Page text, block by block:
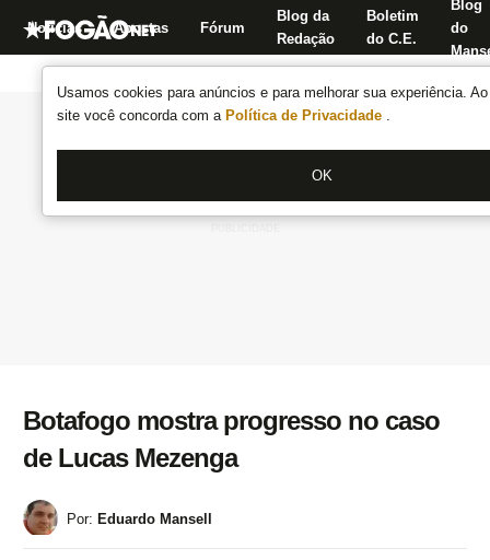
Usamos cookies para anúncios e para melhorar sua experiência.
site você concorda com a Política de Privacidade .
OK
Notícias Apostas Fórum
Blog da
Redação
Boletim
do C.E.
Blog
do
Botafogo mostra progresso no caso
de Lucas Mezenga
Por: Eduardo Mansell